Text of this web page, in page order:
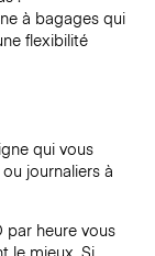
à bagages qui
flexibilité
qui vous
journaliers à
par heure vous
le mieux. Si